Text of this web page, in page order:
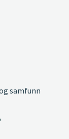
samfunn